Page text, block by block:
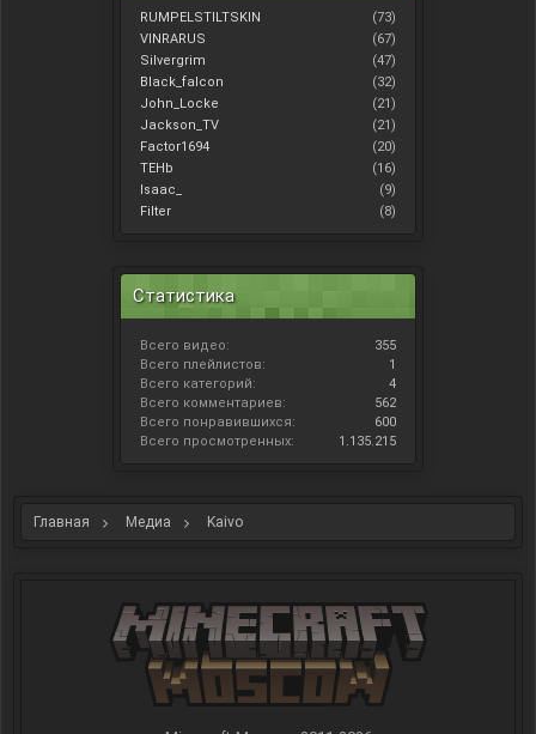
RUMPELSTILTSKIN
(73)
VINRARUS
(67)
Silvergrim
(47)
Black_falcon
(32)
John_Locke
(21)
Jackson_TV
(21)
Factor1694
(20)
TEHb
(16)
Isaac_
(9)
Filter
(8)
Статистика
Всего видео:
355
Всего плейлистов:
1
Всего категорий:
4
Всего комментариев:
562
Всего понравившихся:
600
Всего просмотренных:
1.135.215
Главная Медиа Kaivo